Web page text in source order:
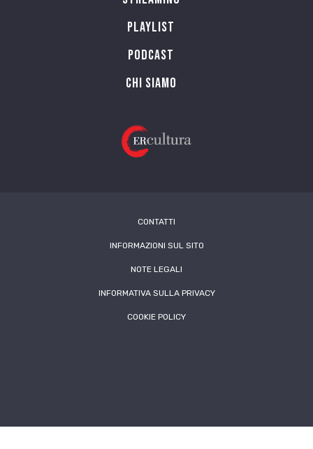
Playlist
PODCAST
Chi siamo
CONTATTI
INFORMAZIONI SUL SITO
NOTE LEGALI
INFORMATIVA SULLA PRIVACY
COOKIE POLICY